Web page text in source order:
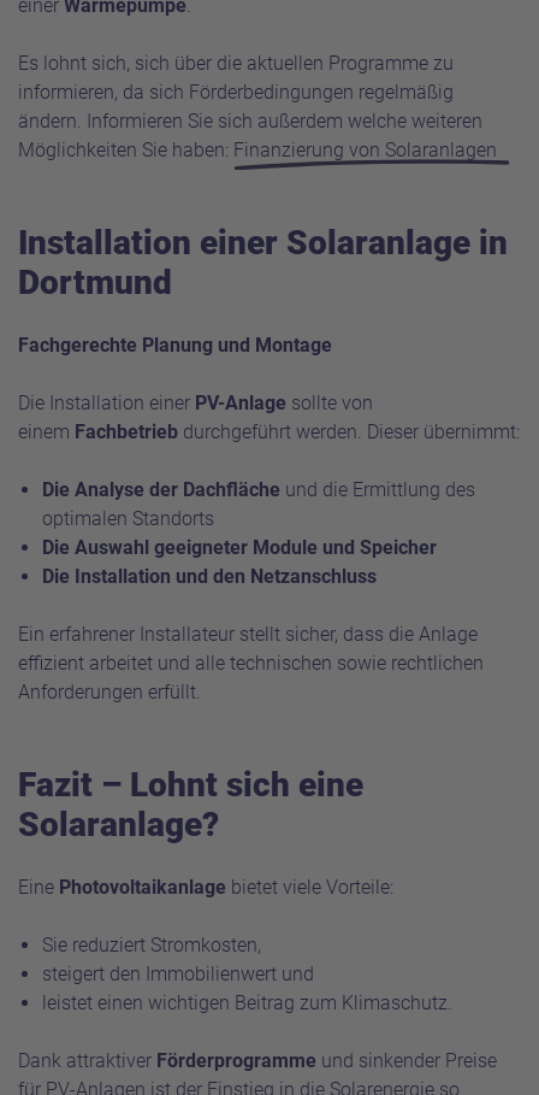
einer Wärmepumpe.
Es lohnt sich, sich über die aktuellen Programme zu
informieren, da sich Förderbedingungen regelmäßig
ändern. Informieren Sie sich außerdem welche weiteren
Möglichkeiten Sie haben: Finanzierung von Solaranlagen
Installation einer Solaranlage in
Dortmund
Fachgerechte Planung und Montage
Die Installation einer PV-Anlage sollte von
einem Fachbetrieb durchgeführt werden. Dieser übernimmt:
Die Analyse der Dachfläche und die Ermittlung des
optimalen Standorts
Die Auswahl geeigneter Module und Speicher
Die Installation und den Netzanschluss
Ein erfahrener Installateur stellt sicher, dass die Anlage
effizient arbeitet und alle technischen sowie rechtlichen
Anforderungen erfüllt.
Fazit – Lohnt sich eine
Solaranlage?
Eine Photovoltaikanlage bietet viele Vorteile:
Sie reduziert Stromkosten,
steigert den Immobilienwert und
leistet einen wichtigen Beitrag zum Klimaschutz.
Dank attraktiver Förderprogramme und sinkender Preise
für PV-Anlagen ist der Einstieg in die Solarenergie so